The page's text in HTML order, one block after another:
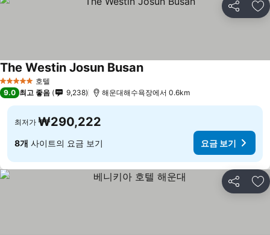
공유 즐
5 성급 호텔
The Westin Josun Busan
9.0 최고 좋음 9,238 해운대해수욕장에서 0.6km
최저가 ₩290,222
8개 사이트의 요금 보기 요금 보기
공유 즐